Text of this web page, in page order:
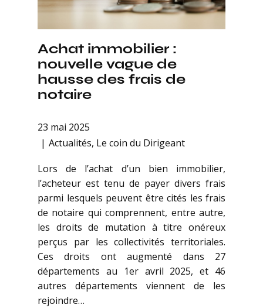
Achat immobilier :
nouvelle vague de
hausse des frais de
notaire
23 mai 2025
Actualités, Le coin du Dirigeant
Lors de l’achat d’un bien immobilier,
l’acheteur est tenu de payer divers frais
parmi lesquels peuvent être cités les frais
de notaire qui comprennent, entre autre,
les droits de mutation à titre onéreux
perçus par les collectivités territoriales.
Ces droits ont augmenté dans 27
départements au 1er avril 2025, et 46
autres départements viennent de les
rejoindre…